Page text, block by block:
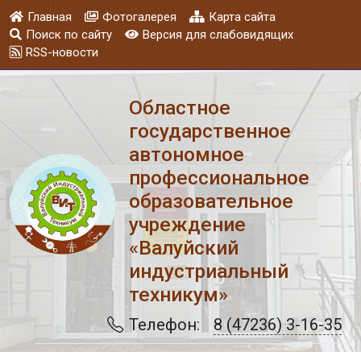
Главная Фотогалерея
Карта сайта
Поиск по сайту
Версия для слабовидящих
RSS-новости
Областное
государственное
автономное
профессиональное
образовательное
учреждение
«Валуйский
индустриальный
техникум»
Телефон:
8 (47236) 3-16-35